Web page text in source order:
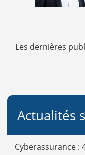
Les dernières
Actualités
Cyberassurance :